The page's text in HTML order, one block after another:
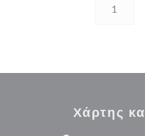
1
Χάρτης